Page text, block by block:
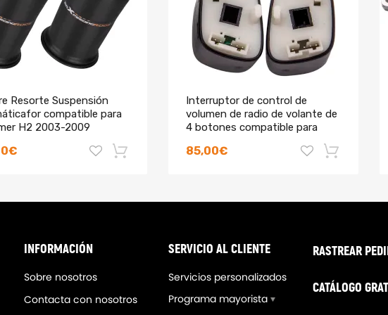
Resorte Suspensión
compatible para
H2 2003-2009
Interruptor de control de
volumen de radio de volante de
4 botones compatible para
85,00€
-18% -18%
INFORMACIÓN
Sobre nosotros
Contacta con nosotros
SERVICIO AL CLIENTE
Servicios personalizados
Programa mayorista
RASTREAR
CATÁLOGO